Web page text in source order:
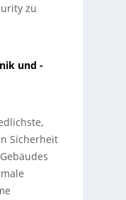
zu
und -
Sicherheit